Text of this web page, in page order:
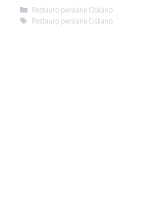
Categorie
Restauro persiane Cisliano
Tag
Restauro persiane Cisliano